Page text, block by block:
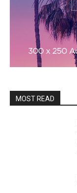
MOST READ